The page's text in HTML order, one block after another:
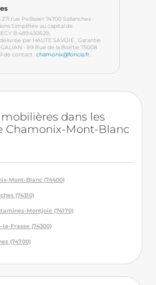
rue Pellissier 74700 Sallanches -
Simplifiée au capital de
B 489430629,
délivrée par HAUTE SAVOIE, Garantie
- 89 Rue de la Boétie 75008
de contact :chamonix@foncia.fr.
dans les
Chamonix-Mont-Blanc
Mont-Blanc (74400)
(74310)
Montjoie (74170)
Frasse (74300)
(74700)